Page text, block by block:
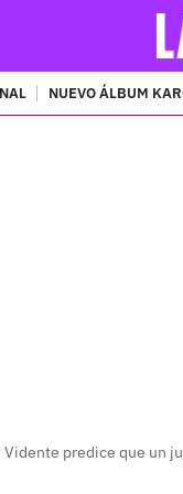
NUEVO ÁLBUM
Vidente predice que un